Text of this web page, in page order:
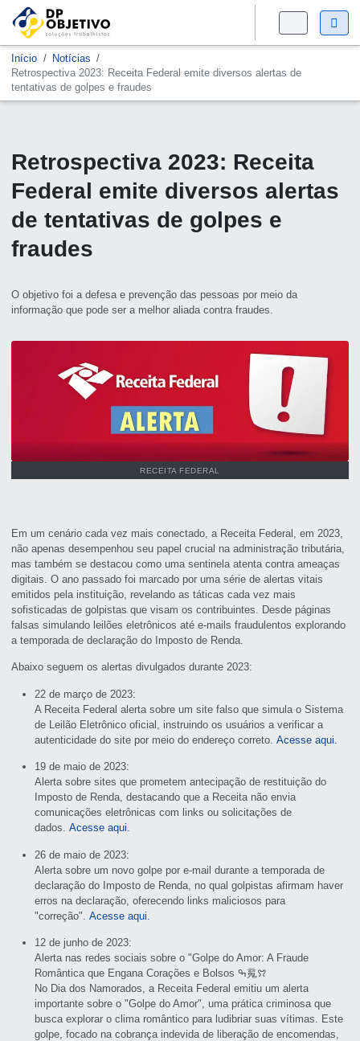
Início
Notícias
Retrospectiva 2023: Receita Federal emite diversos alertas de
tentativas de golpes e fraudes
Retrospectiva 2023: Receita
Federal emite diversos alertas
de tentativas de golpes e
fraudes
O objetivo foi a defesa e prevenção das pessoas por meio da
informação que pode ser a melhor aliada contra fraudes.
RECEITA FEDERAL
Em um cenário cada vez mais conectado, a Receita Federal, em 2023,
não apenas desempenhou seu papel crucial na administração tributária,
mas também se destacou como uma sentinela atenta contra ameaças
digitais. O ano passado foi marcado por uma série de alertas vitais
emitidos pela instituição, revelando as táticas cada vez mais
sofisticadas de golpistas que visam os contribuintes. Desde páginas
falsas simulando leilões eletrônicos até e-mails fraudulentos explorando
a temporada de declaração do Imposto de Renda.
Abaixo seguem os alertas divulgados durante 2023:
22 de março de 2023:
A Receita Federal alerta sobre um site falso que simula o Sistema
de Leilão Eletrônico oficial, instruindo os usuários a verificar a
autenticidade do site por meio do endereço correto.Acesse aqui.
19 de maio de 2023:
Alerta sobre sites que prometem antecipação de restituição do
Imposto de Renda, destacando que a Receita não envia
comunicações eletrônicas com links ou solicitações de
dados.Acesse aqui.
26 de maio de 2023:
Alerta sobre um novo golpe por e-mail durante a temporada de
declaração do Imposto de Renda, no qual golpistas afirmam haver
erros na declaração, oferecendo links maliciosos para
"correção".Acesse aqui.
12 de junho de 2023:
Alerta nas redes sociais sobre o "Golpe do Amor: A Fraude
Romântica que Engana Corações e Bolsos ߒ䰟ꫢ
No Dia dos Namorados, a Receita Federal emitiu um alerta
importante sobre o "Golpe do Amor", uma prática criminosa que
busca explorar o clima romântico para ludibriar suas vítimas. Este
golpe, focado na cobrança indevida de liberação de encomendas,